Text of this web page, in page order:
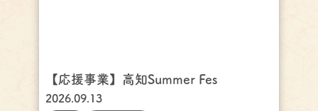
【応援事業】高知Summer Fes
2026.09.13